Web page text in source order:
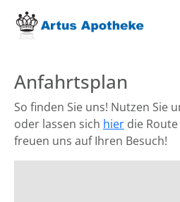
Anfahrtsplan
So finden Sie uns! Nutzen Sie
oder lassen sich hier die
freuen uns auf Ihren Besuch!